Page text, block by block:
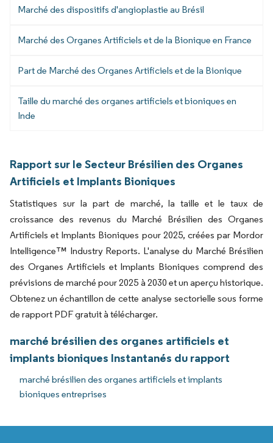
Marché des dispositifs d'angioplastie au Brésil
Marché des Organes Artificiels et de la Bionique en France
Part de Marché des Organes Artificiels et de la Bionique
Taille du marché des organes artificiels et bioniques en
Inde
Rapport sur le Secteur Brésilien des Organes
Artificiels et Implants Bioniques
Statistiques sur la part de marché, la taille et le taux de
croissance des revenus du Marché Brésilien des Organes
Artificiels et Implants Bioniques pour 2025, créées par Mordor
Intelligence™ Industry Reports. L'analyse du Marché Brésilien
des Organes Artificiels et Implants Bioniques comprend des
prévisions de marché pour 2025 à 2030 et un aperçu historique.
Obtenez un échantillon de cette analyse sectorielle sous forme
de rapport PDF gratuit à télécharger.
marché brésilien des organes artificiels et
implants bioniques Instantanés du rapport
marché brésilien des organes artificiels et implants
bioniques entreprises